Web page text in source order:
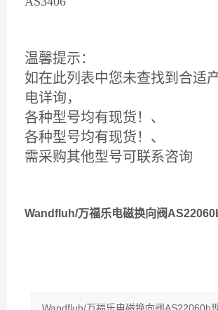
温馨提示：
如在此列表中您未查找到合适
电详询，
各种型号均有现货！、
各种型号均有现货！、
需采购其他型号可联系咨询
Wandfluh/万福乐电磁换向阀